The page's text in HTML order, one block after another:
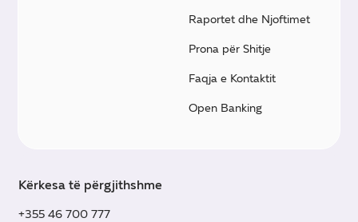
Raportet dhe Njoftimet
Prona për Shitje
Faqja e Kontaktit
Open Banking
Kërkesa të përgjithshme
+355 46 700 777